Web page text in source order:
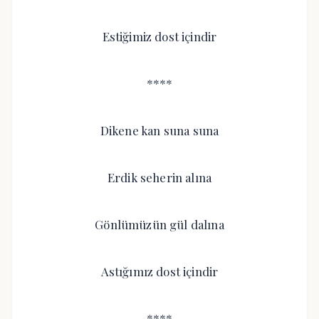
Estiğimiz dost içindir
****
Dikene kan suna suna
Erdik seherin alına
Gönlümüzün gül dalına
Astığımız dost içindir